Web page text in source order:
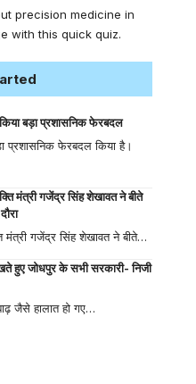
precision medicine in
with this quick quiz.
बड़ा प्रशासनिक फेरबदल
प्रशासनिक फेरबदल किया है।
मंत्री गजेंद्र सिंह शेखावत ने बीते
गजेंद्र सिंह शेखावत ने बीते…
हुए जोधपुर के सभी सरकारी- निजी
जैसे हालात हो गए…